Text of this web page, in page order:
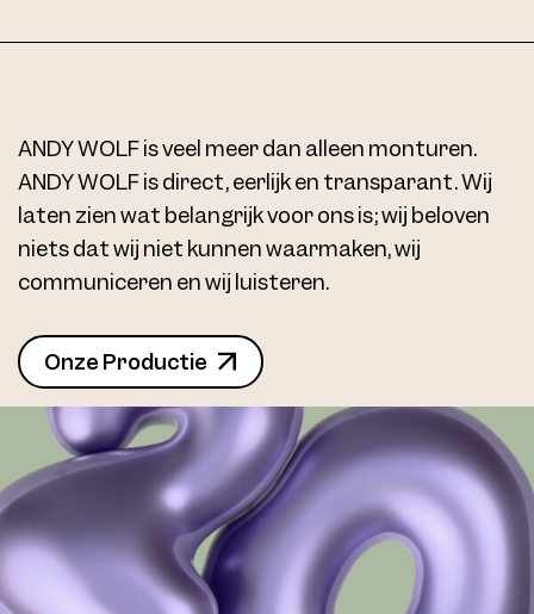
ANDY WOLF is veel meer dan alleen monturen.
ANDY WOLF is direct, eerlijk en transparant. Wij
laten zien wat belangrijk voor ons is; wij beloven
niets dat wij niet kunnen waarmaken, wij
communiceren en wij luisteren.
Onze Productie